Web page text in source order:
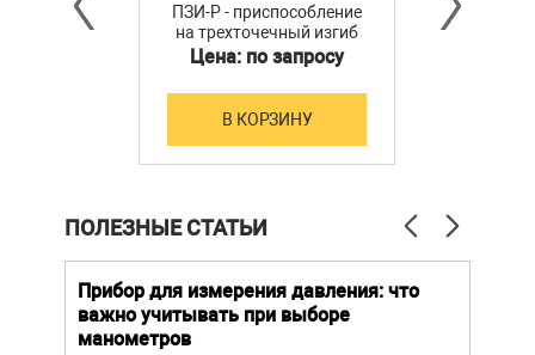
ПЗИ-Р - приспособление
на трехточечный изгиб
П3И-Р со сменными
роликами (50-250 кН)
Цена: по запросу
В КОРЗИНУ
ПОЛЕЗНЫЕ СТАТЬИ
Прибор для измерения давления: что
важно учитывать при выборе
манометров